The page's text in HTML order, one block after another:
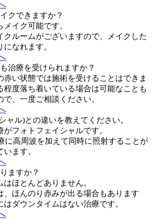
クできますか？
イク可能です。
クルームがございますので、メイクした
なれます。
治療を受けられますか？
赤い状態では施術を受けることはできま
程度落ち着いている場合は可能なことも
で、一度ご相談ください。
ャル)との違いを教えてください。
がフォトフェイシャルです。
に高周波を加えて同時に照射することが
ます。
ますか？
はほとんどありません。
、ほんのり赤みが出る場合もあります
はダウンタイムはない治療です。